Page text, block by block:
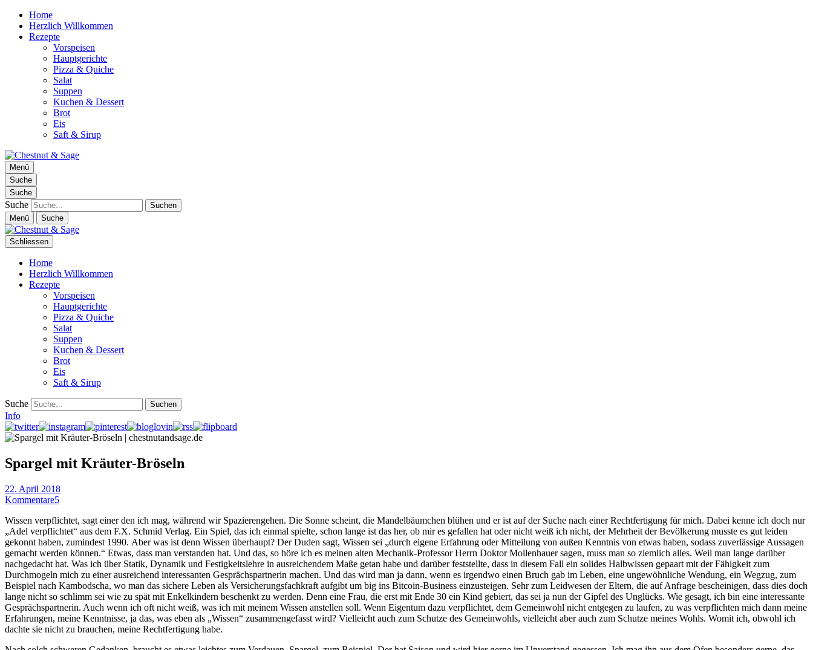
Home
Herzlich Willkommen
Rezepte
Vorspeisen
Hauptgerichte
Pizza & Quiche
Salat
Suppen
Kuchen & Dessert
Brot
Eis
Saft & Sirup
Chestnut & Sage
Foodblog | essen. trinken. genießen.
Menü
Suche
Suche
Suche
Menü Suche
Schliessen
Home
Herzlich Willkommen
Rezepte
Vorspeisen
Hauptgerichte
Pizza & Quiche
Salat
Suppen
Kuchen & Dessert
Brot
Eis
Saft & Sirup
Suche
Info
Spargel mit Kräuter-Bröseln
22. April 2018
Kommentare5
Wissen verpflichtet, sagt einer den ich mag, während wir Spazierengehen. Die Sonne scheint, die Mandelbäumchen blühen und er ist auf der Suche nach einer Rechtfertigung für mich. Dabei kenne ich doch nur
„Adel verpflichtet“ aus dem F.X. Schmid Verlag. Ein Spiel, das ich einmal spielte, schon lange ist das her, ob mir es gefallen hat oder nicht weiß ich nicht, der Mehrheit der Bevölkerung musste es gut leiden
gekonnt haben, zumindest 1990. Aber was ist denn Wissen überhaupt? Der Duden sagt, Wissen sei „durch eigene Erfahrung oder Mitteilung von außen Kenntnis von etwas haben, sodass zuverlässige Aussagen
gemacht werden können.“ Etwas, dass man verstanden hat. Und das, so höre ich es meinen alten Mechanik-Professor Herrn Doktor Mollenhauer sagen, muss man so ziemlich alles. Weil man lange darüber
nachgedacht hat. Was ich über Statik, Dynamik und Festigkeitslehre in ausreichendem Maße getan habe und darüber feststellte, dass in diesem Fall ein solides Halbwissen gepaart mit der Fähigkeit zum
Durchmogeln mich zu einer ausreichend interessanten Gesprächspartnerin machen. Und das wird man ja dann, wenn es irgendwo einen Bruch gab im Leben, eine ungewöhnliche Wendung, ein Wegzug, zum
Beispiel nach Kambodscha, wo man das sichere Leben als Versicherungsfachkraft aufgibt um big ins Bitcoin-Business einzusteigen. Sehr zum Leidwesen der Eltern, die auf Anfrage bescheinigen, dass dies doch
lange nicht so schlimm sei wie zu spät mit Enkelkindern beschenkt zu werden. Denn eine Frau, die erst mit Ende 30 ein Kind gebiert, das sei ja nun der Gipfel des Unglücks. Wie gesagt, ich bin eine interessante
Gesprächspartnerin. Auch wenn ich oft nicht weiß, was ich mit meinem Wissen anstellen soll. Wenn Eigentum dazu verpflichtet, dem Gemeinwohl nicht entgegen zu laufen, zu was verpflichten mich dann meine
Erfahrungen, meine Kenntnisse, ja das, was eben als „Wissen“ zusammengefasst wird? Vielleicht auch zum Schutze des Gemeinwohls, vielleicht aber auch zum Schutze meines Wohls. Womit ich, obwohl ich
dachte sie nicht zu brauchen, meine Rechtfertigung habe.